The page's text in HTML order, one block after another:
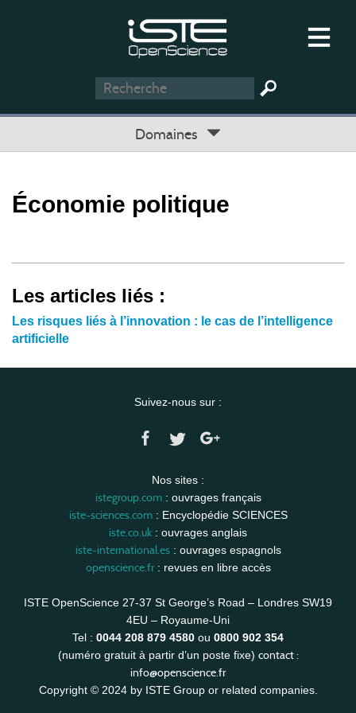
Domaines
Économie politique
Les articles liés :
Les risques liés à l’innovation : le cas de l’intelligence
artificielle
Suivez-nous sur :
Nos sites :
istegroup.com: ouvrages français
iste-sciences.com: Encyclopédie SCIENCES
iste.co.uk : ouvrages anglais
iste-international.es: ouvrages espagnols
openscience.fr: revues en libre accès
ISTE OpenScience 27-37 St George’s Road – Londres SW19
4EU – Royaume-Uni
Tel : 0044 208 879 4580 ou 0800 902 354
(numéro gratuit à partir d’un poste fixe) contact :
info@openscience.fr
Copyright © 2024 by ISTE Group or related companies.